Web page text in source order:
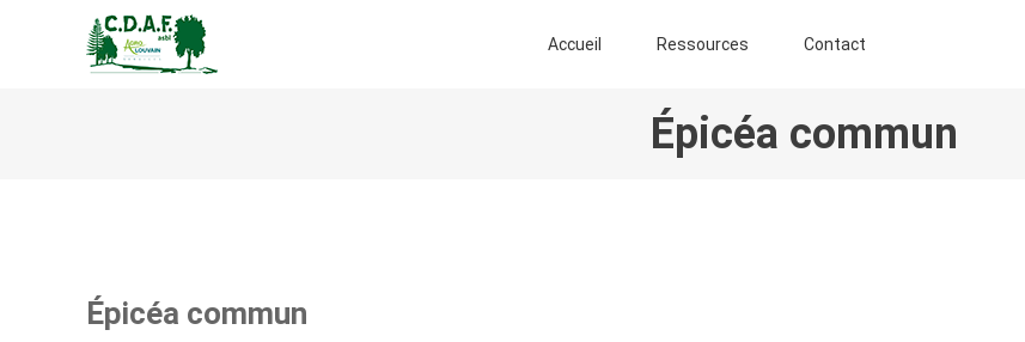
CENTRE DE DÉVELOPPEMENT AGROFORESTIER DE CHIMAY ASBL
Accueil Ressources Contact
Épicéa commun
Épicéa commun